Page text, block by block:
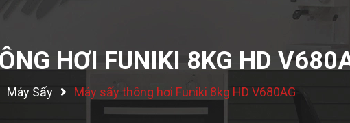
HƠI FUNIKI 8KG HD
Máy Sấy Máy sấy thông hơi Funiki 8kg HD V680AG